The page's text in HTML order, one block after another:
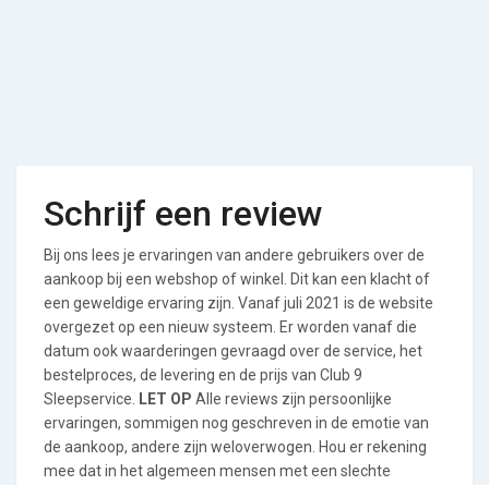
Schrijf een review
Bij ons lees je ervaringen van andere gebruikers over de
aankoop bij een webshop of winkel. Dit kan een klacht of
een geweldige ervaring zijn. Vanaf juli 2021 is de website
overgezet op een nieuw systeem. Er worden vanaf die
datum ook waarderingen gevraagd over de service, het
bestelproces, de levering en de prijs van Club 9
Sleepservice.
LET OP Alle reviews zijn persoonlijke
ervaringen, sommigen nog geschreven in de emotie van
de aankoop, andere zijn weloverwogen. Hou er rekening
mee dat in het algemeen mensen met een slechte